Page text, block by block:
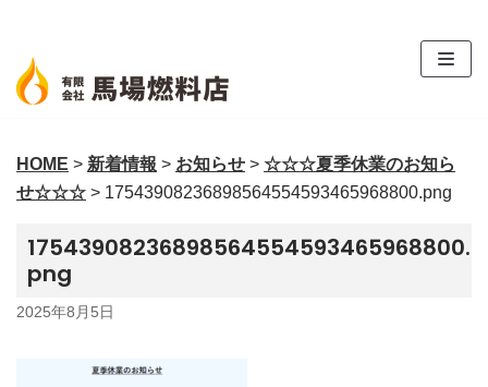
ン
テ
ン
へ
ス
ッ
プ
HOME > 新着情報 > お知らせ > ☆☆☆夏季休業のお知ら
せ☆☆☆ > 17543908236898564554593465968800.png
17543908236898564554593465968800.
png
2025年8月5日